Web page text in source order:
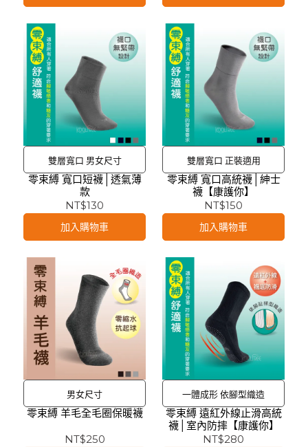
雙層寬口 男女尺寸
零束縛 寬口短襪│透氣薄
款
NT$130
加入購物車
雙層寬口 正裝適用
零束縛 寬口高統襪│紳士
襪【康護你】
NT$150
加入購物車
男女尺寸
零束縛 羊毛全毛圈保暖襪
NT$250
一體成形 依腳型織造
零束縛 遠紅外線止滑高統
襪│室內防摔【康護你】
NT$280